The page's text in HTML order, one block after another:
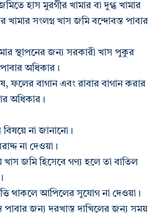
হাস মুরগীর খামার বা দুগ্ধ খামার
খামার সংলগ্ন খাস জমি বন্দোবস্ত পাবার
স্থাপনের জন্য সরকারী খাস পুকুর
অধিকার।
ফলের বাগান এবং রাবার বাগান করার
অধিকার।
না জানানো।
না দেওয়া।
জমি হিসেবে গণ্য হলে তা বাতিল
থাকলে আপিলের সুযোগ না দেওয়া।
পাবার জন্য দরখাস্ত দাখিলের জন্য সময়